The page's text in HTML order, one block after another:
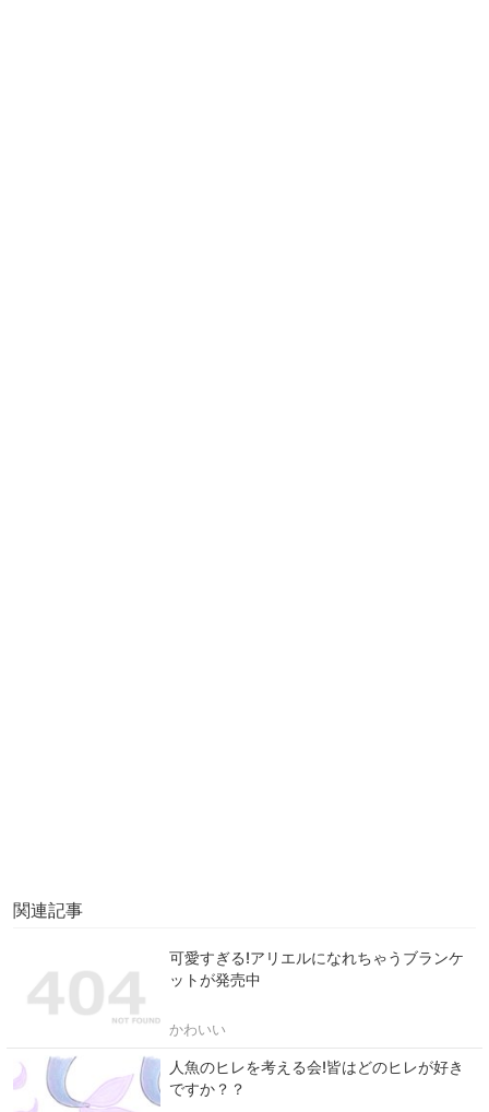
関連記事
可愛すぎる!アリエルになれちゃうブランケ
ットが発売中
かわいい
人魚のヒレを考える会!皆はどのヒレが好き
ですか？？